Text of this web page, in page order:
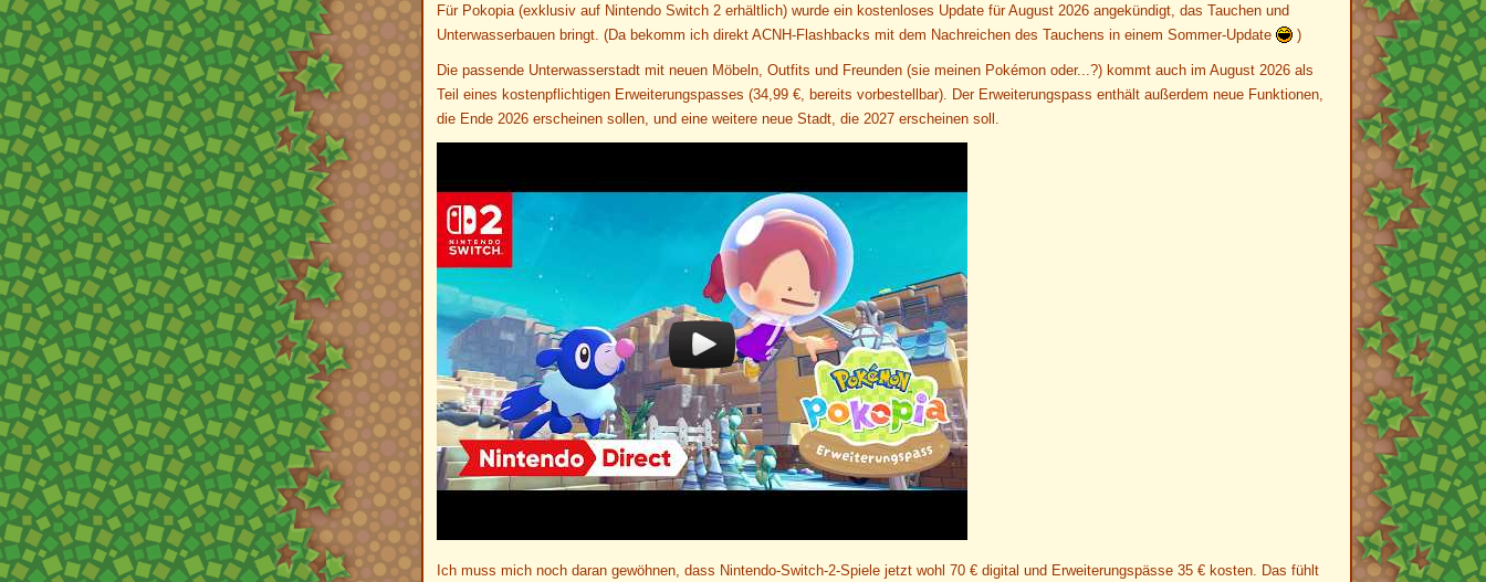
Für Pokopia (exklusiv auf Nintendo Switch 2 erhältlich) wurde ein kostenloses Update für August 2026 angekündigt, das Tauchen und
Unterwasserbauen bringt. (Da bekomm ich direkt ACNH-Flashbacks mit dem Nachreichen des Tauchens in einem Sommer-Update
)
Die passende Unterwasserstadt mit neuen Möbeln, Outfits und Freunden (sie meinen Pokémon oder...?) kommt auch im August 2026 als
Teil eines kostenpflichtigen Erweiterungspasses (34,99 €, bereits vorbestellbar). Der Erweiterungspass enthält außerdem neue Funktionen,
die Ende 2026 erscheinen sollen, und eine weitere neue Stadt, die 2027 erscheinen soll.
Ich muss mich noch daran gewöhnen, dass Nintendo-Switch-2-Spiele jetzt wohl 70 € digital und Erweiterungspässe 35 € kosten. Das fühlt